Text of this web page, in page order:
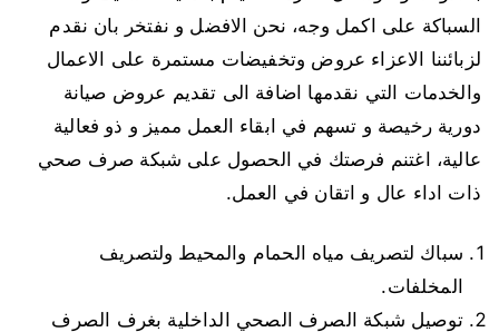
السباكة على اكمل وجه، نحن الافضل و نفتخر بان نقدم
لزبائننا الاعزاء عروض وتخفيضات مستمرة على الاعمال
والخدمات التي نقدمها اضافة الى تقديم عروض صيانة
دورية رخيصة و تسهم في ابقاء العمل مميز و ذو فعالية
عالية، اغتنم فرصتك في الحصول على شبكة صرف صحي
ذات اداء عال و اتقان في العمل.
سباك لتصريف مياه الحمام والمحيط ولتصريف
المخلفات.
توصيل شبكة الصرف الصحي الداخلية بغرف الصرف